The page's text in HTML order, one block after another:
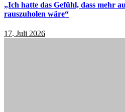
„Ich hatte das Gefühl, dass mehr
rauszuholen wäre“
17. Juli 2026